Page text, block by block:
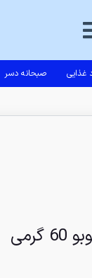
غذایی صبحانه دسر